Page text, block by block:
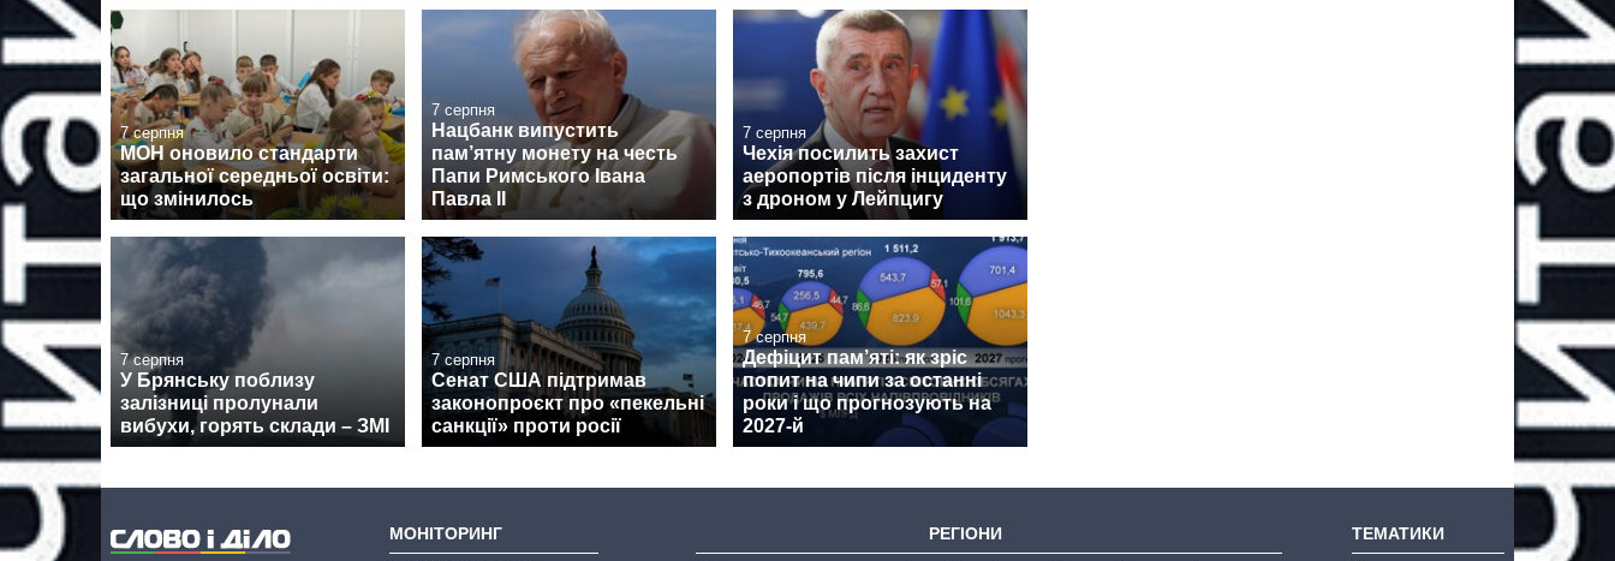
7 серпня
МОН оновило стандарти
загальної середньої освіти:
що змінилось
7 серпня
Нацбанк випустить
пам’ятну монету на честь
Папи Римського Івана
Павла II
7 серпня
Чехія посилить захист
аеропортів після інциденту
з дроном у Лейпцигу
7 серпня
У Брянську поблизу
залізниці пролунали
вибухи, горять склади – ЗМІ
7 серпня
Сенат США підтримав
законопроєкт про «пекельні
санкції» проти росії
7 серпня
Дефіцит пам’яті: як зріс
попит на чипи за останні
роки і що прогнозують на
2027-й
МОНІТОРИНГ РЕГІОНИ ТЕМАТИКИ